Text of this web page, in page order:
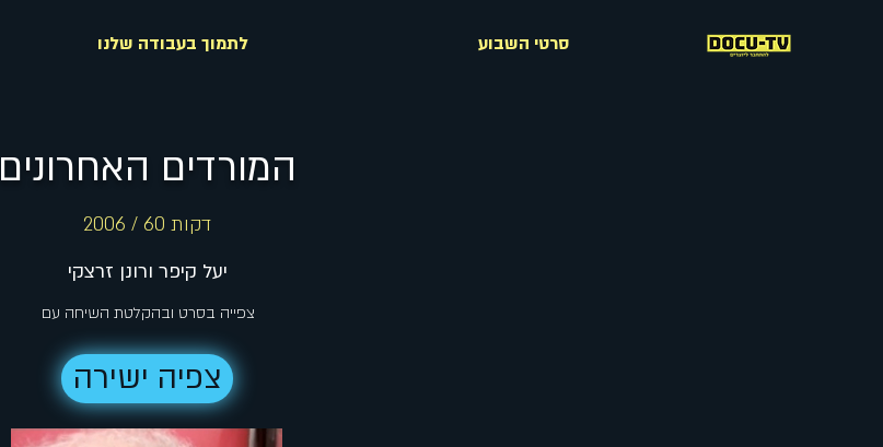
סרטי השבוע לתמוך בעבודה שלנו
המורדים האחרונים
דקות 60 / 2006
יעל קיפר ורונן זרצקי
צפייה בסרט ובהקלטת השיחה עם
צפיה ישירה